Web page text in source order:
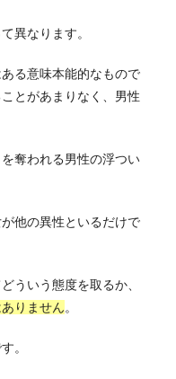
異なります。
る意味本能的なもので
とがあまりなく、男性
奪われる男性の浮つい
他の異性といるだけで
ういう態度を取るか、
りません。
。